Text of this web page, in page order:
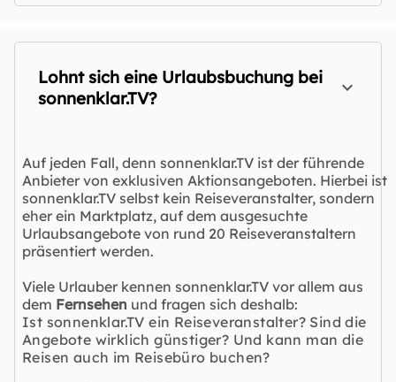
Lohnt sich eine Urlaubsbuchung bei
sonnenklar.TV?
Auf jeden Fall, denn sonnenklar.TV ist der führende
Anbieter von exklusiven Aktionsangeboten. Hierbei ist
sonnenklar.TV selbst kein Reiseveranstalter, sondern
eher ein Marktplatz, auf dem ausgesuchte
Urlaubsangebote von rund 20 Reiseveranstaltern
präsentiert werden.
Viele Urlauber kennen sonnenklar.TV vor allem aus
dem Fernsehen und fragen sich deshalb:
Ist sonnenklar.TV ein Reiseveranstalter? Sind die
Angebote wirklich günstiger? Und kann man die
Reisen auch im Reisebüro buchen?